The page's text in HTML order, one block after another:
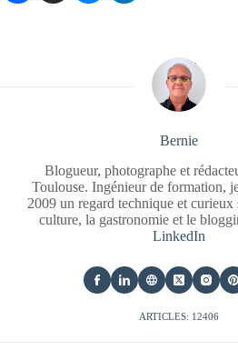
Bernie
Blogueur, photographe et
Toulouse. Ingénieur de formation,
2009 un regard technique et curieux
culture, la gastronomie et le
LinkedIn
ARTICLES: 12406